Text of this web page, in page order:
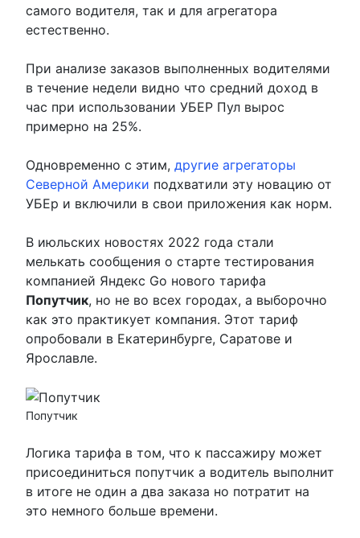
самого водителя, так и для агрегатора
естественно.
При анализе заказов выполненных водителями
в течение недели видно что средний доход в
час при использовании УБЕР Пул вырос
примерно на 25%.
Одновременно с этим, другие агрегаторы
Северной Америки подхватили эту новацию от
УБЕр и включили в свои приложения как норм.
В июльских новостях 2022 года стали
мелькать сообщения о старте тестирования
компанией Яндекс Go нового тарифа
Попутчик, но не во всех городах, а выборочно
как это практикует компания. Этот тариф
опробовали в Екатеринбурге, Саратове и
Ярославле.
Попутчик
Логика тарифа в том, что к пассажиру может
присоединиться попутчик а водитель выполнит
в итоге не один а два заказа но потратит на
это немного больше времени.